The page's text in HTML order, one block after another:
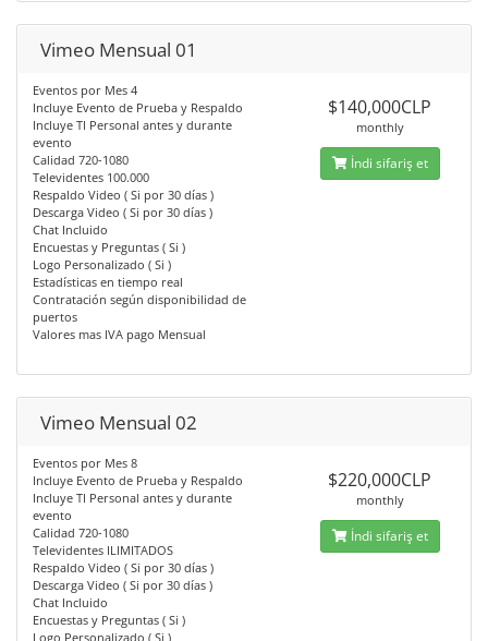
Vimeo Mensual 01
Eventos por Mes 4
Incluye Evento de Prueba y Respaldo
Incluye TI Personal antes y durante
evento
Calidad 720-1080
Televidentes 100.000
Respaldo Video ( Si por 30 días )
Descarga Video ( Si por 30 días )
Chat Incluido
Encuestas y Preguntas ( Si )
Logo Personalizado ( Si )
Estadísticas en tiempo real
Contratación según disponibilidad de
puertos
Valores mas IVA pago Mensual
$140,000CLP
monthly
İndi sifariş et
Vimeo Mensual 02
Eventos por Mes 8
Incluye Evento de Prueba y Respaldo
Incluye TI Personal antes y durante
evento
Calidad 720-1080
Televidentes ILIMITADOS
Respaldo Video ( Si por 30 días )
Descarga Video ( Si por 30 días )
Chat Incluido
Encuestas y Preguntas ( Si )
Logo Personalizado ( Si )
$220,000CLP
monthly
İndi sifariş et